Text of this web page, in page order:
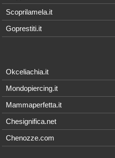
Scoprilamela.it
Goprestiti.it
Okceliachia.it
Mondopiercing.it
Mammaperfetta.it
Chesignifica.net
Chenozze.com